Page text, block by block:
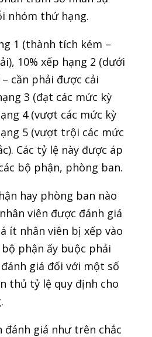
nhóm thứ hạng.
1 (thành tích kém –
10% xếp hạng 2 (dưới
cần phải được cải
3 (đạt các mức kỳ
4 (vượt các mức kỳ
5 (vượt trội các mức
Các tỷ lệ này được áp
bộ phận, phòng ban.
hay phòng ban nào
viên được đánh giá
ít nhân viên bị xếp vào
phận ấy buộc phải
giá đối với một số
thủ tỷ lệ quy định cho
đánh giá như trên chắc